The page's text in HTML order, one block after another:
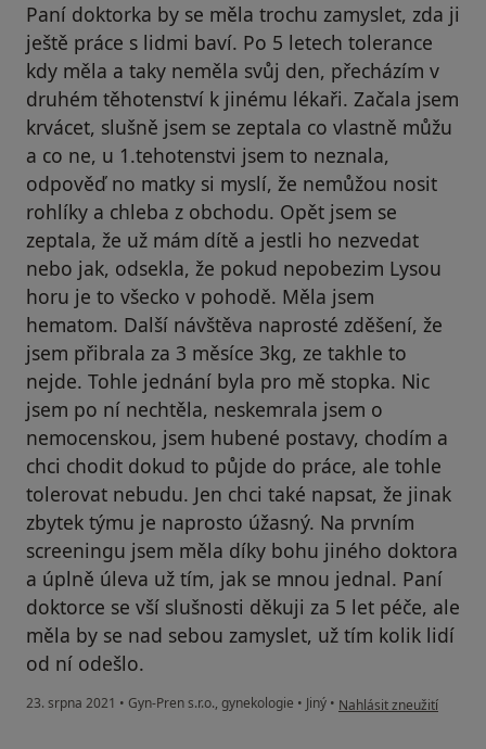
Paní doktorka by se měla trochu zamyslet, zda ji
ještě práce s lidmi baví. Po 5 letech tolerance
kdy měla a taky neměla svůj den, přecházím v
druhém těhotenství k jinému lékaři. Začala jsem
krvácet, slušně jsem se zeptala co vlastně můžu
a co ne, u 1.tehotenstvi jsem to neznala,
odpověď no matky si myslí, že nemůžou nosit
rohlíky a chleba z obchodu. Opět jsem se
zeptala, že už mám dítě a jestli ho nezvedat
nebo jak, odsekla, že pokud nepobezim Lysou
horu je to všecko v pohodě. Měla jsem
hematom. Další návštěva naprosté zděšení, že
jsem přibrala za 3 měsíce 3kg, ze takhle to
nejde. Tohle jednání byla pro mě stopka. Nic
jsem po ní nechtěla, neskemrala jsem o
nemocenskou, jsem hubené postavy, chodím a
chci chodit dokud to půjde do práce, ale tohle
tolerovat nebudu. Jen chci také napsat, že jinak
zbytek týmu je naprosto úžasný. Na prvním
screeningu jsem měla díky bohu jiného doktora
a úplně úleva už tím, jak se mnou jednal. Paní
doktorce se vší slušnosti děkuji za 5 let péče, ale
měla by se nad sebou zamyslet, už tím kolik lidí
od ní odešlo.
23. srpna 2021 • Gyn-Pren s.r.o., gynekologie • Jiný • podle názoru uživatele
Nahlásit zneužití